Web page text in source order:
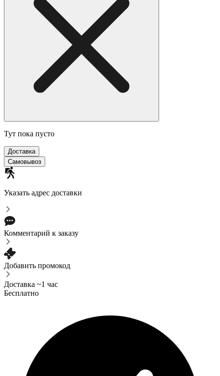
Тут пока пусто
Доставка
Самовывоз
Указать адрес доставки
Комментарий к заказу
Добавить промокод
Доставка ~1 час
Бесплатно